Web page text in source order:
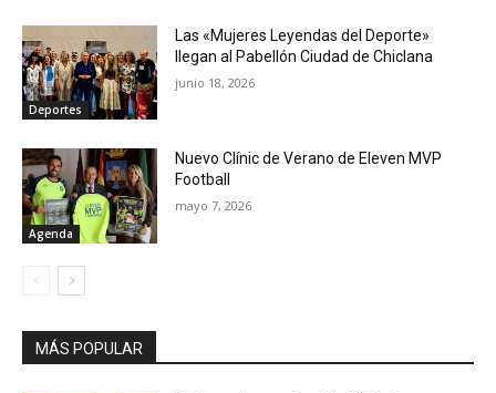
Deportes
Las «Mujeres Leyendas del Deporte»
llegan al Pabellón Ciudad de Chiclana
junio 18, 2026
Agenda
Nuevo Clínic de Verano de Eleven MVP
Football
mayo 7, 2026
MÁS POPULAR